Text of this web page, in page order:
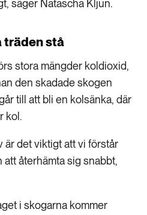
säger Natascha Kljun.
träden stå
stora mängder koldioxid,
den skadade skogen
till att bli en kolsänka, där
kol.
är det viktigt att vi förstår
återhämta sig snabbt,
i skogarna kommer